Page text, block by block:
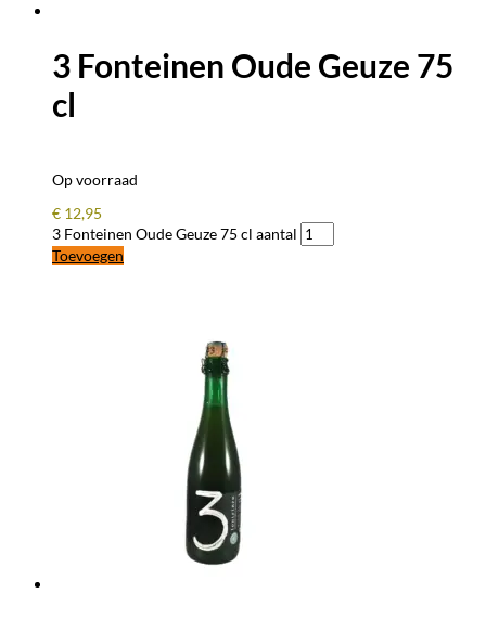
3 Fonteinen Oude Geuze 75
cl
Op voorraad
€ 12,95
3 Fonteinen Oude Geuze 75 cl aantal
Toevoegen